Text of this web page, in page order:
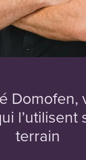
Domofen,
l’utilisent
terrain